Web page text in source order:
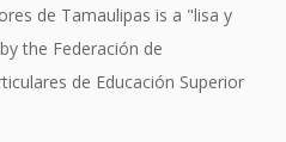
de Tamaulipas is a "lisa y
the Federación de
de Educación Superior